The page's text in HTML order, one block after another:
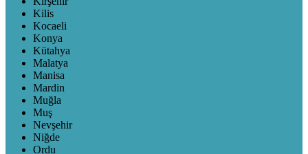
Kilis
Kocaeli
Konya
Kütahya
Malatya
Manisa
Mardin
Muğla
Muş
Nevşehir
Niğde
Ordu